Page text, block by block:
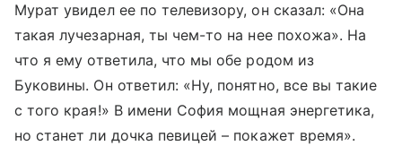
Мурат увидел ее по телевизору, он сказал: «Она
такая лучезарная, ты чем-то на нее похожа». На
что я ему ответила, что мы обе родом из
Буковины. Он ответил: «Ну, понятно, все вы такие
с того края!» В имени София мощная энергетика,
но станет ли дочка певицей – покажет время».